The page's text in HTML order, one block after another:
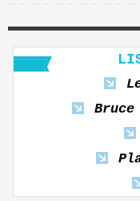
Bruce